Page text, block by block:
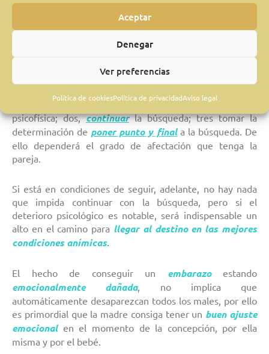
Aceptar
Denegar
Ver preferencias
Política de cookiesPolítica de privacidadAviso legal
podrá recuperar y es un tiempo perdido con su hijo, que
A veces, cuando eldesgaste psicológico
incapacitante que interfiere en la vida de las personas, es
necesario tomar conciencia de la situación para poder
los caminos; uno,pararpara recuperar la salud
psicofísica; dos,continuarla búsqueda; tres tomar la
determinación de poner punto y finala la búsqueda. De
ello dependerá el grado de afectación que tenga la
pareja.
Si está en condiciones de seguir, adelante, no hay nada
que impida continuar con la búsqueda, pero si el
deterioro psicológico es notable, será indispensable un
alto en el camino para llegar al destino en las mejores
condiciones anímicas.
El hecho de conseguir un embarazo estando
emocionalmente dañada, no implica que
automáticamente desaparezcan todos los males, por ello
es primordial que la madre consiga tener un buen ajuste
emocionalen el momento de la concepción, por ella
misma y por el bebé.